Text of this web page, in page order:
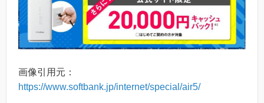
画像引用元：
https://www.softbank.jp/internet/special/air5/